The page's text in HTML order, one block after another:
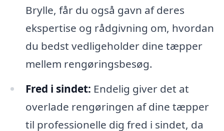
Brylle, får du også gavn af deres
ekspertise og rådgivning om, hvordan
du bedst vedligeholder dine tæpper
mellem rengøringsbesøg.
Fred i sindet: Endelig giver det at
overlade rengøringen af dine tæpper
til professionelle dig fred i sindet, da